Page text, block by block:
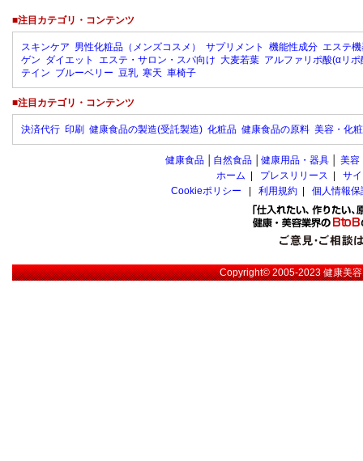
■注目カテゴリ・コンテンツ
スキンケア 男性化粧品（メンズコスメ） サプリメント 機能性成分 エステ
ゲン ダイエット エステ・サロン・スパ向け 大麦若葉 アルファリポ酸(αリポ
テイン ブルーベリー 豆乳 寒天 車椅子
■注目カテゴリ・コンテンツ
決済代行 印刷 健康食品の製造(受託製造) 化粧品 健康食品の原料 美容・化
健康食品 自然食品 健康用品・器具 美容
ホーム
プレスリリース
サ
Cookieポリシー
利用規約 個人情報
Copyright© 2005-2023健康美